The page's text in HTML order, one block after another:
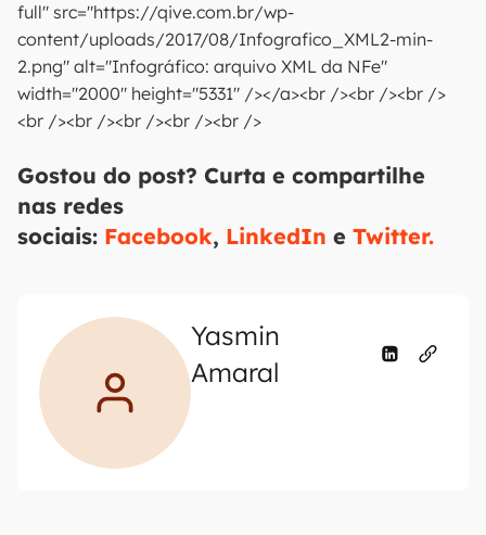
full" src="https://qive.com.br/wp-
content/uploads/2017/08/Infografico_XML2-min-
2.png" alt="Infográfico: arquivo XML da NFe"
width="2000" height="5331" /></a><br /><br /><br />
<br /><br /><br /><br /><br />
Gostou do post? Curta e compartilhe
nas redes
sociais: Facebook, LinkedIn e Twitter.
Yasmin
Amaral